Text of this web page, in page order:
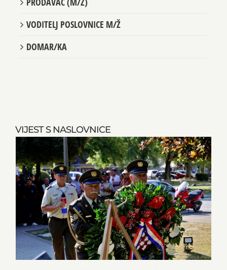
VIJEST S NASLOVNICE
PRODAVAČ (M/Ž)
VODITELJ POSLOVNICE M/Ž
DOMAR/KA